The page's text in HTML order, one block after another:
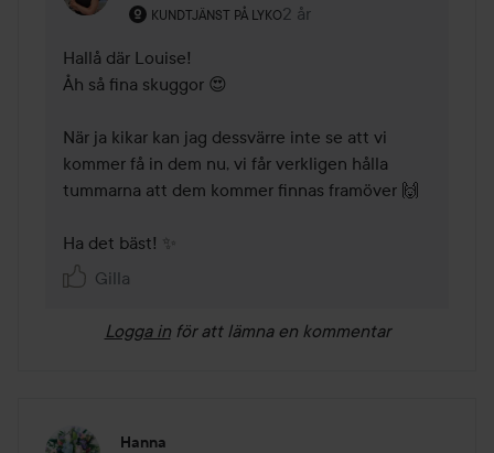
KUNDTJÄNST PÅ LYKO
Användarens roll: Kundtjänst på Lyko.
2 år
Kommentaren lades 2 år
Hallå där Louise!
Åh så fina skuggor 😍
När ja kikar kan jag dessvärre inte se att vi
kommer få in dem nu, vi får verkligen hålla
tummarna att dem kommer finnas framöver 🙌
Ha det bäst! ✨
Gilla
Logga in för att lämna en kommentar
Hanna